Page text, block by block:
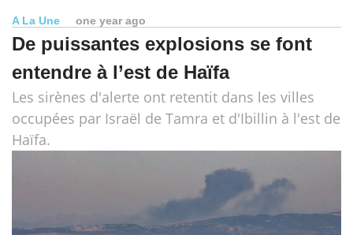
A La Une one year ago
De puissantes explosions se font
entendre à l’est de Haïfa
Les sirènes d'alerte ont retentit dans les villes
occupées par Israël de Tamra et d'Ibillin à l'est de
Haïfa.